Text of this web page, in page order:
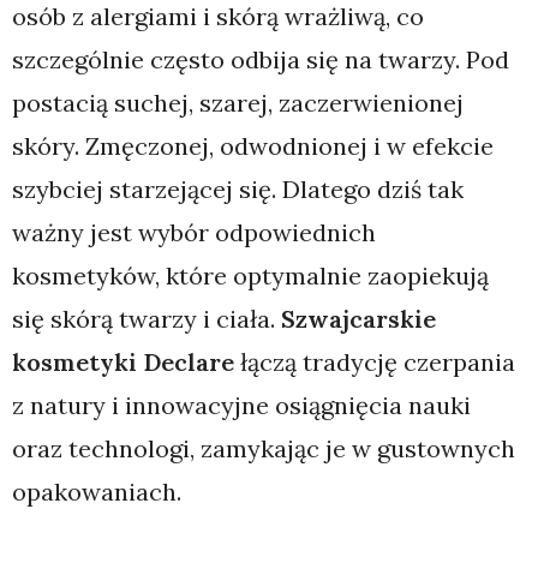
osób z alergiami i skórą wrażliwą, co
szczególnie często odbija się na twarzy. Pod
postacią suchej, szarej, zaczerwienionej
skóry. Zmęczonej, odwodnionej i w efekcie
szybciej starzejącej się. Dlatego dziś tak
ważny jest wybór odpowiednich
kosmetyków, które optymalnie zaopiekują
się skórą twarzy i ciała. Szwajcarskie
kosmetyki Declare łączą tradycję czerpania
z natury i innowacyjne osiągnięcia nauki
oraz technologi, zamykając je w gustownych
opakowaniach.